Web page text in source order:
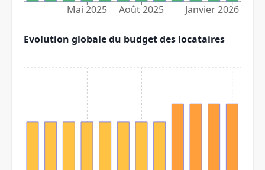
Mai 2025 Août 2025 Janvier 2026
Evolution globale du budget des locataires